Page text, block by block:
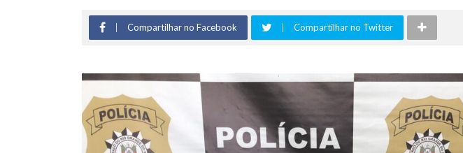
Compartilhar no Facebook Compartilhar no Twitter